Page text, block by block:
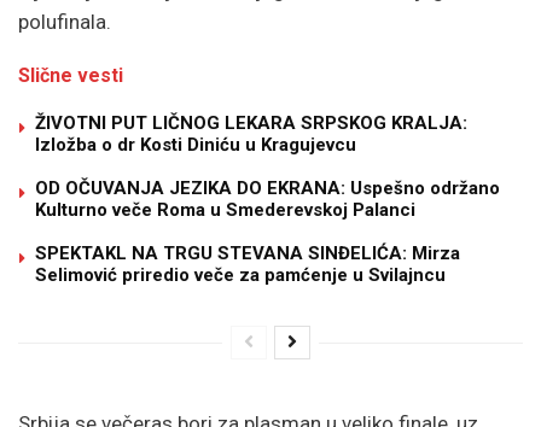
polufinala.
Slične vesti
ŽIVOTNI PUT LIČNOG LEKARA SRPSKOG KRALJA:
Izložba o dr Kosti Diniću u Kragujevcu
OD OČUVANJA JEZIKA DO EKRANA: Uspešno održano
Kulturno veče Roma u Smederevskoj Palanci
SPEKTAKL NA TRGU STEVANA SINĐELIĆA: Mirza
Selimović priredio veče za pamćenje u Svilajncu